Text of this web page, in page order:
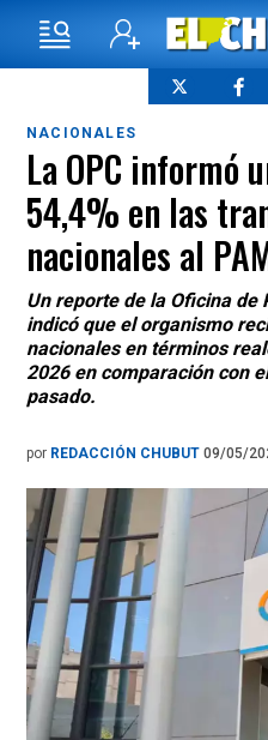
NACIONALES
La OPC informó
54,4% en las
nacionales al
Un reporte de la Oficina de
indicó que el organismo
nacionales en términos
2026 en comparación con
pasado.
por REDACCIÓN CHUBUT 09/05/